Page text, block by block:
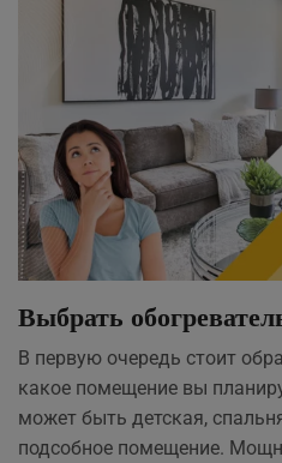
Выбрать
В первую очередь стоит
какое помещение вы
может быть детская,
подсобное помещение.